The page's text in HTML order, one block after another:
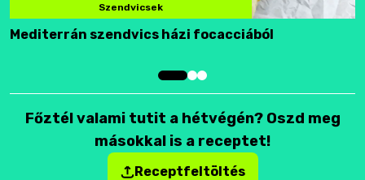
Szendvicsek
Mediterrán szendvics házi focacciából
Főztél valami tutit a hétvégén? Oszd meg
másokkal is a receptet!
Receptfeltöltés